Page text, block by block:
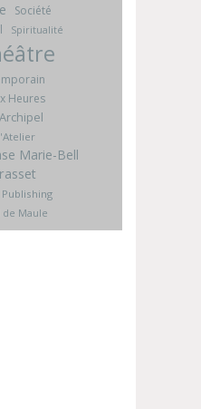
Société
Spiritualité
Heures
Marie-Bell
Maule